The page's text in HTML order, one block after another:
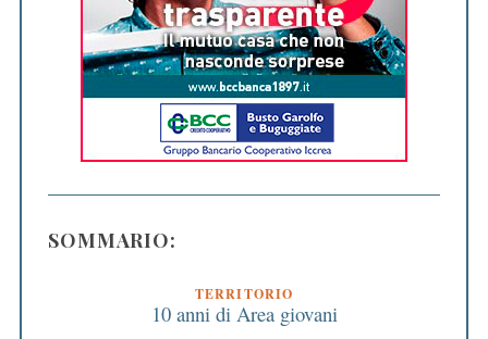
SOMMARIO:
TERRITORIO
10 anni di Area giovani